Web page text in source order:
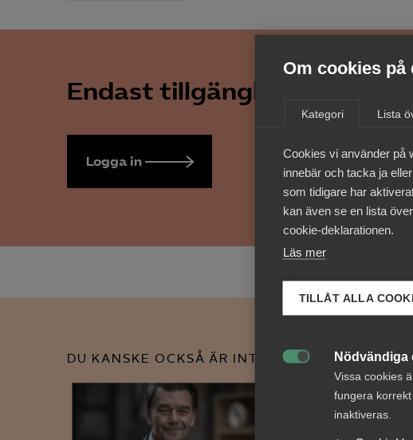
Om cookies på
Kategori Lista
Cookies vi använder på
innebär och tacka ja
som tidigare har
kan även se en lista
cookie-deklarationen.
Läs mer
TILLÅT ALLA
Nödvändiga
Vissa cookies
fungera
inaktiveras.
Endast tillgänglig för
Logga in Bli medlem
DU KANSKE OCKSÅ ÄR INTRESSERAD AV